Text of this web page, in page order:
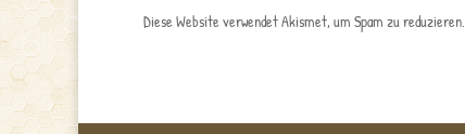
Diese Website verwendet Akismet, um Spam zu reduzieren.